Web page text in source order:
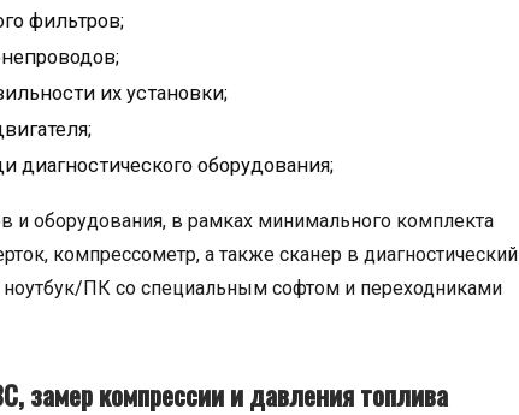
фильтров;
их установки;
оборудования;
и оборудования, в рамках минимального комплекта
компрессометр, а также сканер в диагностический
ноутбук/ПК со специальным софтом и переходниками
замер компрессии и давления топлива